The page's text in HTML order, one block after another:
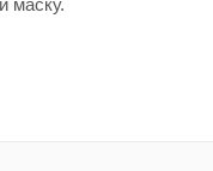
маску.